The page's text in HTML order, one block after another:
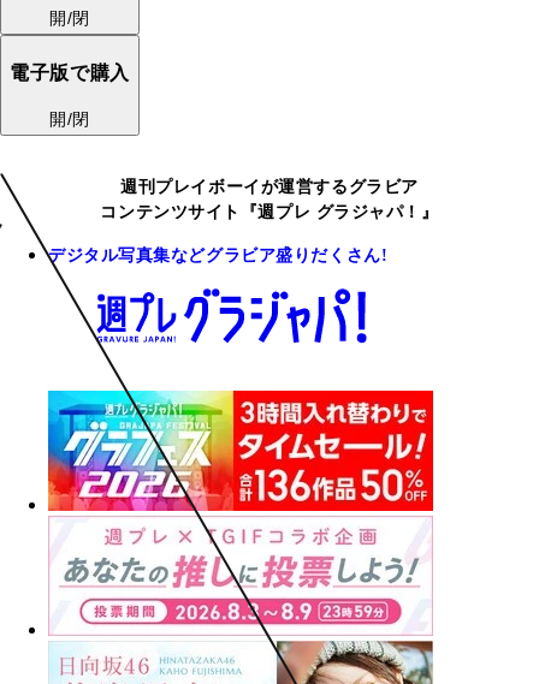
開/閉
電子版で購入
開/閉
週刊プレイボーイが運営するグラビア
コンテンツサイト『週プレ グラジャパ！』
デジタル写真集などグラビア盛りだくさん!